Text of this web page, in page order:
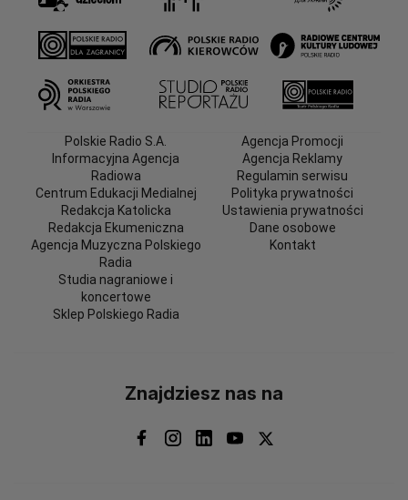
Polskie Radio S.A.
Informacyjna Agencja
Radiowa
Centrum Edukacji Medialnej
Redakcja Katolicka
Redakcja Ekumeniczna
Agencja Muzyczna Polskiego
Radia
Studia nagraniowe i
koncertowe
Sklep Polskiego Radia
Agencja Promocji
Agencja Reklamy
Regulamin serwisu
Polityka prywatności
Ustawienia prywatności
Dane osobowe
Kontakt
Znajdziesz nas na